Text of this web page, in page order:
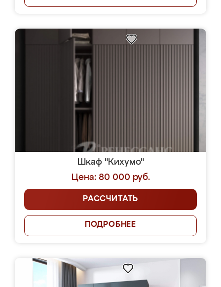
Шкаф "Кихумо"
Цена: 80 000 руб.
РАССЧИТАТЬ
ПОДРОБНЕЕ